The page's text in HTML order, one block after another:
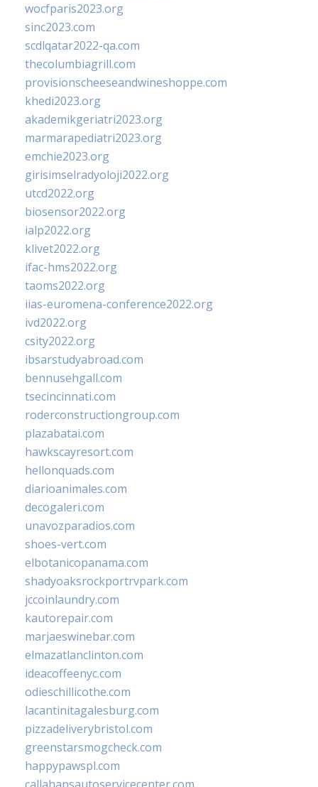
wocfparis2023.org
sinc2023.com
scdlqatar2022-qa.com
thecolumbiagrill.com
provisionscheeseandwineshoppe.com
khedi2023.org
akademikgeriatri2023.org
marmarapediatri2023.org
emchie2023.org
girisimselradyoloji2022.org
utcd2022.org
biosensor2022.org
ialp2022.org
klivet2022.org
ifac-hms2022.org
taoms2022.org
iias-euromena-conference2022.org
ivd2022.org
csity2022.org
ibsarstudyabroad.com
bennusehgall.com
tsecincinnati.com
roderconstructiongroup.com
plazabatai.com
hawkscayresort.com
hellonquads.com
diarioanimales.com
decogaleri.com
unavozparadios.com
shoes-vert.com
elbotanicopanama.com
shadyoaksrockportrvpark.com
jccoinlaundry.com
kautorepair.com
marjaeswinebar.com
elmazatlanclinton.com
ideacoffeenyc.com
odieschillicothe.com
lacantinitagalesburg.com
pizzadeliverybristol.com
greenstarsmogcheck.com
happypawspl.com